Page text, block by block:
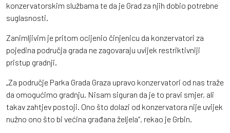
konzervatorskim službama te da je Grad za njih dobio potrebne
suglasnosti.
Zanimljivim je pritom ocijenio činjenicu da konzervatori za
pojedina područja grada ne zagovaraju uvijek restriktivniji
pristup gradnji.
„Za područje Parka Grada Graza upravo konzervatori od nas traže
da omogućimo gradnju. Nisam siguran da je to pravi smjer, ali
takav zahtjev postoji. Ono što dolazi od konzervatora nije uvijek
nužno ono što bi većina građana željela“, rekao je Grbin.